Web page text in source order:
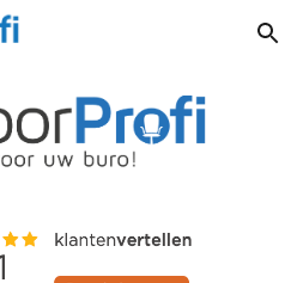
Skip to navigation